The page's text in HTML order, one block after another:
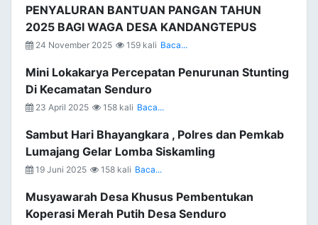
PENYALURAN BANTUAN PANGAN TAHUN
2025 BAGI WAGA DESA KANDANGTEPUS
24 November 2025 159 kali Baca...
Mini Lokakarya Percepatan Penurunan Stunting
Di Kecamatan Senduro
23 April 2025 158 kali Baca...
Sambut Hari Bhayangkara , Polres dan Pemkab
Lumajang Gelar Lomba Siskamling
19 Juni 2025 158 kali Baca...
Musyawarah Desa Khusus Pembentukan
Koperasi Merah Putih Desa Senduro